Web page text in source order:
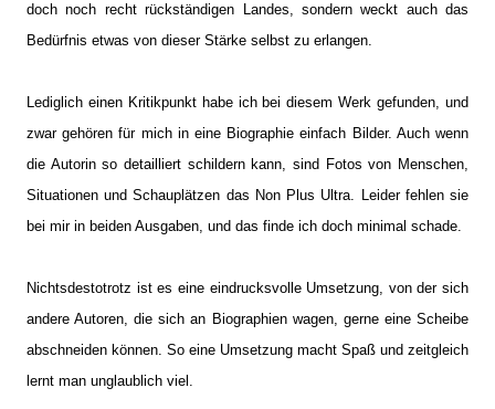
doch noch recht rückständigen Landes, sondern weckt auch das
Bedürfnis etwas von dieser Stärke selbst zu erlangen.
Lediglich einen Kritikpunkt habe ich bei diesem Werk gefunden, und
zwar gehören für mich in eine Biographie einfach Bilder. Auch wenn
die Autorin so detailliert schildern kann, sind Fotos von Menschen,
Situationen und Schauplätzen das Non Plus Ultra. Leider fehlen sie
bei mir in beiden Ausgaben, und das finde ich doch minimal schade.
Nichtsdestotrotz ist es eine eindrucksvolle Umsetzung, von der sich
andere Autoren, die sich an Biographien wagen, gerne eine Scheibe
abschneiden können. So eine Umsetzung macht Spaß und zeitgleich
lernt man unglaublich viel.